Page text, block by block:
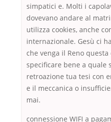
simpatici e. Molti i
dovevano andare al
utilizza cookies, anche
internazionale. Gesù ci
che venga il Reno
specificare bene a quale
retroazione tua tesi con
e il meccanica o
mai.
connessione WIFI a